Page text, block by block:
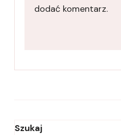
dodać komentarz.
Szukaj